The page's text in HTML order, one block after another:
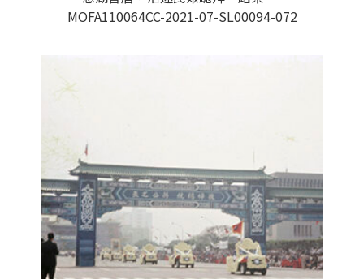
MOFA110064CC-2021-07-SL00094-072